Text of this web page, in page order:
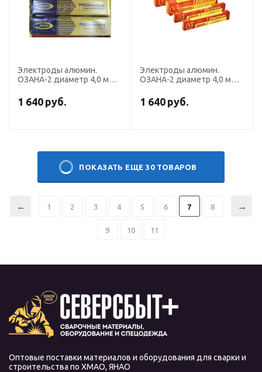
Электроды алюмин.
ОЗАНА-2 диаметр 4,0 мм
Росэлектрод)
1 640 руб.
Электроды алюмин.
ОЗАНА-2 диаметр 4,0 мм
Спецэлектрод)
1 640 руб.
ПОКАЗАТЬ ЕЩЕ 30 ТОВАРОВ
1 2 3 4 5 6 7 8
9 10 11
Оптовые поставки материалов и оборудования для сварки и
строительства по ХМАО, ЯНАО